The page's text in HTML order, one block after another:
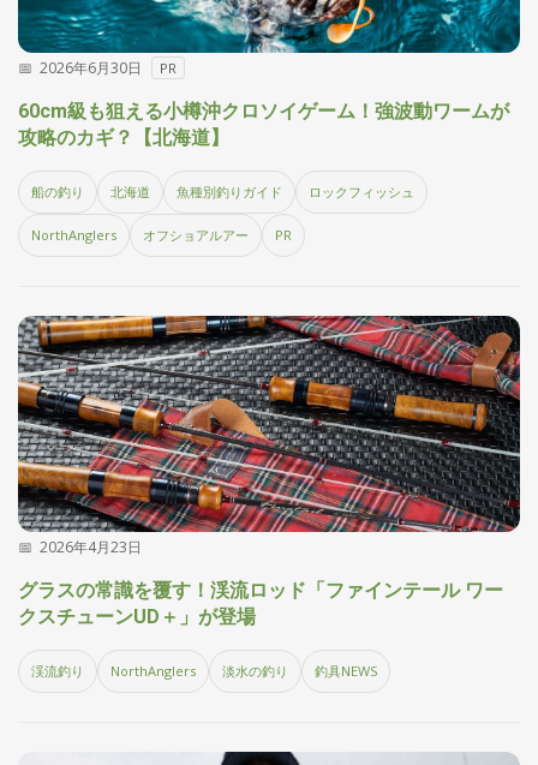
2026年6月30日 PR
60cm級も狙える小樽沖クロソイゲーム！強波動ワームが
攻略のカギ？【北海道】
船の釣り 北海道 魚種別釣りガイド ロックフィッシュ
NorthAnglers オフショアルアー PR
2026年4月23日
グラスの常識を覆す！渓流ロッド「ファインテール ワー
クスチューンUD＋」が登場
渓流釣り NorthAnglers 淡水の釣り 釣具NEWS
お
い
合
わ
せ